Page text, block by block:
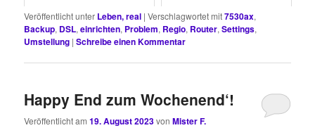
Veröffentlicht unter Leben, real |Verschlagwortet mit7530ax,
Backup, DSL,einrichten, Problem, Regio, Router,Settings,
Umstellung |Schreibe einen Kommentar
Happy End zum Wochenend‘!
Veröffentlicht am19. August 2023vonMister F.